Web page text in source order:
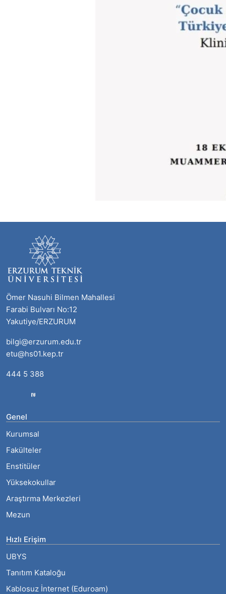
Ömer Nasuhi Bilmen Mahallesi
Farabi Bulvarı No:12
Yakutiye/ERZURUM
bilgi@erzurum.edu.tr
etu@hs01.kep.tr
444 5 388
Genel
Kurumsal
Fakülteler
Enstitüler
Yüksekokullar
Araştırma Merkezleri
Mezun
Hızlı Erişim
UBYS
Tanıtım Kataloğu
Kablosuz İnternet (Eduroam)